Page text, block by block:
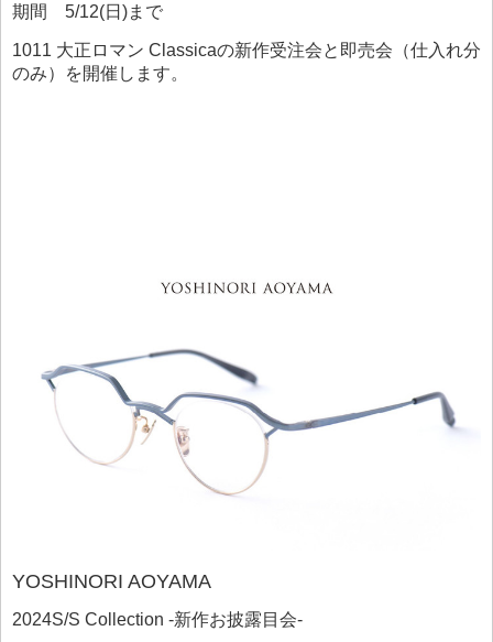
期間 5/12(日)まで
1011 大正ロマン Classicaの新作受注会と即売会（仕入れ分
のみ）を開催します。
YOSHINORI AOYAMA
2024S/S Collection -新作お披露目会-